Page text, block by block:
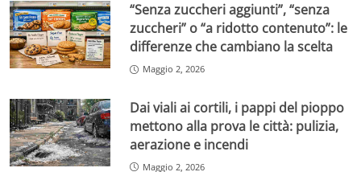
“Senza zuccheri aggiunti”, “senza
zuccheri” o “a ridotto contenuto”: le
differenze che cambiano la scelta
Maggio 2, 2026
Dai viali ai cortili, i pappi del pioppo
mettono alla prova le città: pulizia,
aerazione e incendi
Maggio 2, 2026